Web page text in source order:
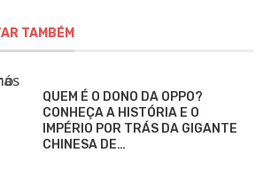
TAMBÉM
QUEM É O DONO DA OPPO?
CONHEÇA A HISTÓRIA E O
IMPÉRIO POR TRÁS DA GIGANTE
CHINESA DE…